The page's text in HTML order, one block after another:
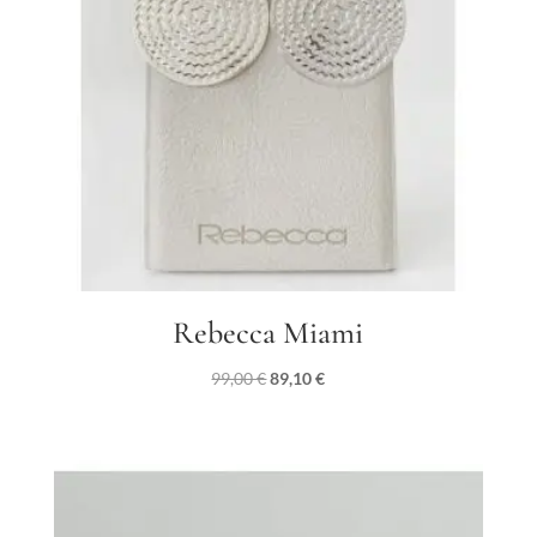
Rebecca Miami
99,00€Il
89,10€Il